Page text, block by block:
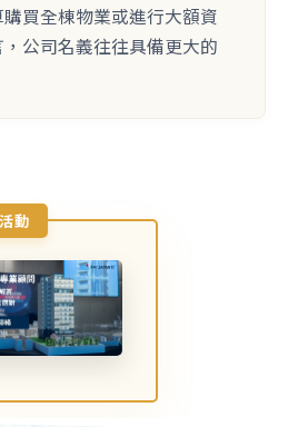
買全棟物業或進行大額資
公司名義往往具備更大的